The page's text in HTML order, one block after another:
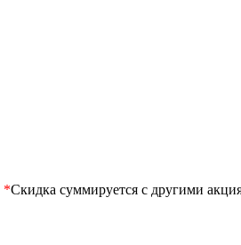
*Скидка суммируется с другими